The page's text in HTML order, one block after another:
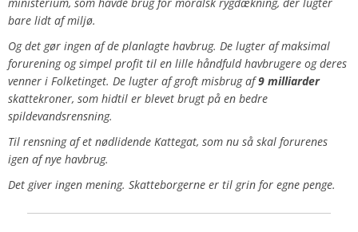
bare lidt af miljø.
Og det gør ingen af de planlagte havbrug. De lugter af maksimal
forurening og simpel profit til en lille håndfuld havbrugere og deres
venner i Folketinget. De lugter af groft misbrug af9 milliarder
skattekroner, som hidtil er blevet brugt på en bedre
spildevandsrensning.
Til rensning af et nødlidende Kattegat, som nu så skal forurenes
igen af nye havbrug.
Det giver ingen mening. Skatteborgerne er til grin for egne penge.